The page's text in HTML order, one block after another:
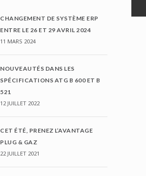
CHANGEMENT DE SYSTÈME ERP
ENTRE LE 26 ET 29 AVRIL 2024
11 MARS 2024
NOUVEAUTÉS DANS LES
SPÉCIFICATIONS ATG B 600 ET B
521
12 JUILLET 2022
CET ÉTÉ, PRENEZ L’AVANTAGE
PLUG & GAZ
22 JUILLET 2021